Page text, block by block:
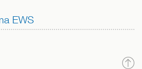
TEILEN
EWS